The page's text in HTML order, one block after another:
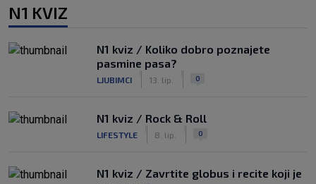
N1 KVIZ
N1 kviz / Koliko dobro poznajete
pasmine pasa?
LJUBIMCI 13. lip. 0
N1 kviz / Rock & Roll
LIFESTYLE 8. lip. 0
N1 kviz / Zavrtite globus i recite koji je